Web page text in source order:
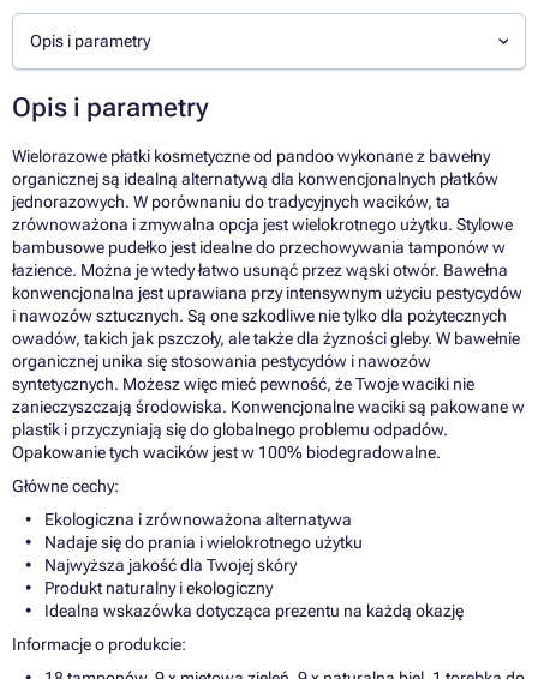
Opis i parametry
Opis i parametry
Wielorazowe płatki kosmetyczne od pandoo wykonane z bawełny
organicznej są idealną alternatywą dla konwencjonalnych płatków
jednorazowych. W porównaniu do tradycyjnych wacików, ta
zrównoważona i zmywalna opcja jest wielokrotnego użytku. Stylowe
bambusowe pudełko jest idealne do przechowywania tamponów w
łazience. Można je wtedy łatwo usunąć przez wąski otwór. Bawełna
konwencjonalna jest uprawiana przy intensywnym użyciu pestycydów
i nawozów sztucznych. Są one szkodliwe nie tylko dla pożytecznych
owadów, takich jak pszczoły, ale także dla żyzności gleby. W bawełnie
organicznej unika się stosowania pestycydów i nawozów
syntetycznych. Możesz więc mieć pewność, że Twoje waciki nie
zanieczyszczają środowiska. Konwencjonalne waciki są pakowane w
plastik i przyczyniają się do globalnego problemu odpadów.
Opakowanie tych wacików jest w 100% biodegradowalne.
Główne cechy:
Ekologiczna i zrównoważona alternatywa
Nadaje się do prania i wielokrotnego użytku
Najwyższa jakość dla Twojej skóry
Produkt naturalny i ekologiczny
Idealna wskazówka dotycząca prezentu na każdą okazję
Informacje o produkcie: